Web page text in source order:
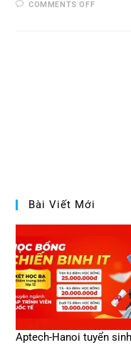
COMMENTS OFF
Bài Viết Mới
Aptech-Hanoi tuyển